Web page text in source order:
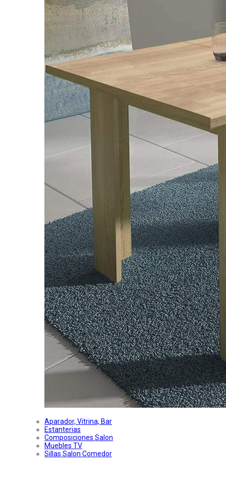
Aparador, Vitrina, Bar
Estanterias
Composiciones Salon
Muebles TV
Sillas Salon Comedor